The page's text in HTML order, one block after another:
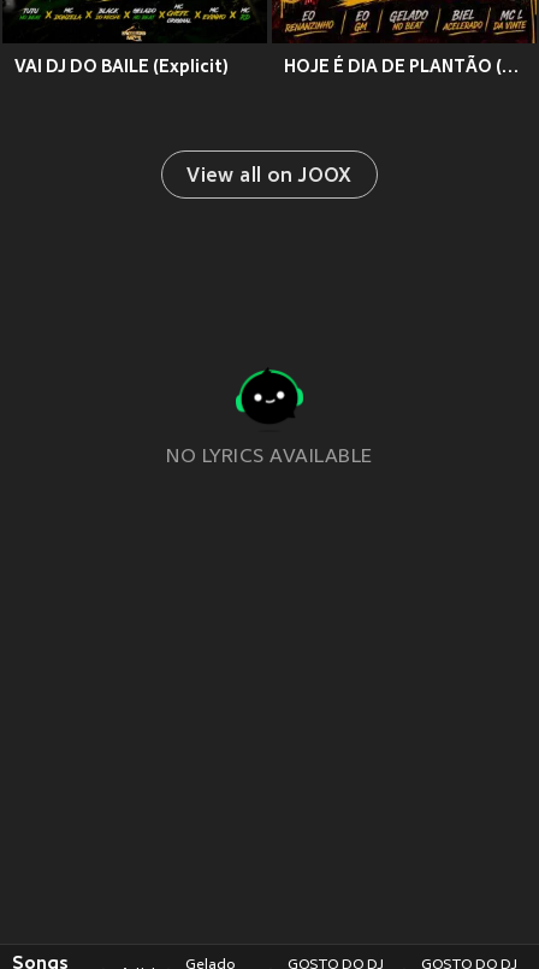
VAI DJ DO BAILE (Explicit) HOJE É DIA DE PLANTÃO (Explicit)
View all on JOOX
NO LYRICS AVAILABLE
Songs Gelado GOSTO DO DJ GOSTO DO DJ